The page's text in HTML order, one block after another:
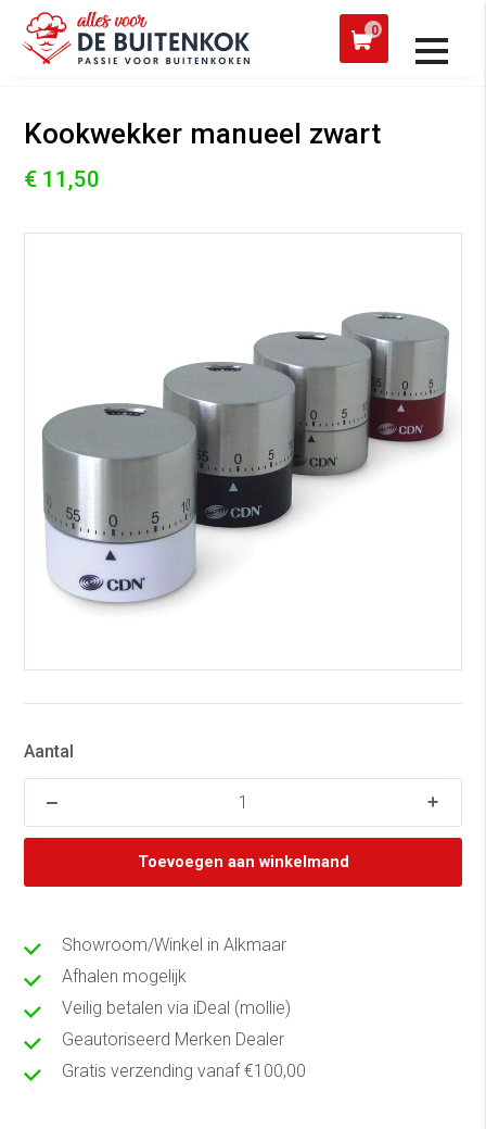
0
werkdag verzonden
Alle producten
Kookwekker manueel zwart
€ 11,50
Aantal
Toevoegen aan winkelmand
Showroom/Winkel in Alkmaar
Afhalen mogelijk
Veilig betalen via iDeal (mollie)
Geautoriseerd Merken Dealer
Gratis verzending vanaf €100,00